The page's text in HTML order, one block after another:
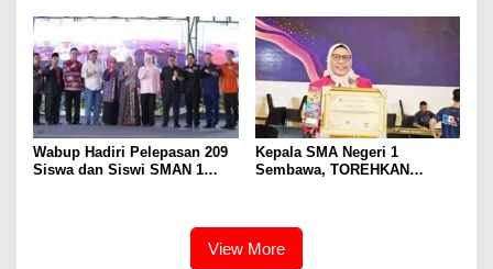
Eselon III
Wabup Hadiri Pelepasan 209
Siswa dan Siswi SMAN 1
Kepala SMA Negeri 1
Sembawa, TOREHKAN
View More